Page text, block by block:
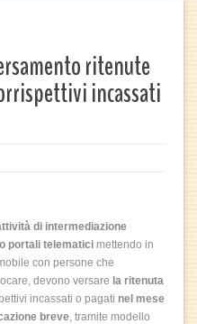
ritenute
incassati
di intermediazione
portali telematici mettendo in
con persone che
devono versare la ritenuta
incassati o pagati nel mese
breve, tramite modello